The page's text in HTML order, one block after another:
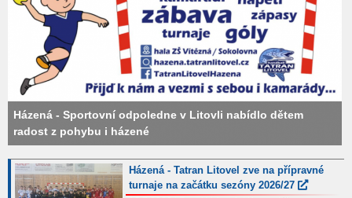
Házená - Sportovní odpoledne v Litovli nabídlo dětem
radost z pohybu i házené
Házená - Tatran Litovel zve na přípravné
turnaje na začátku sezóny 2026/27